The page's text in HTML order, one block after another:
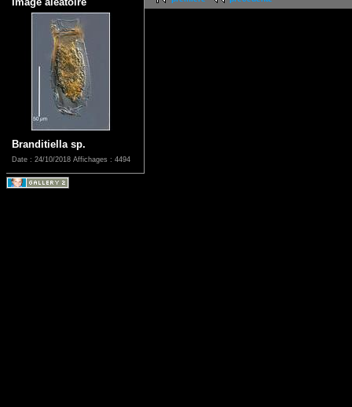
Branditiella sp.
Date : 24/10/2018 Affichages : 4494